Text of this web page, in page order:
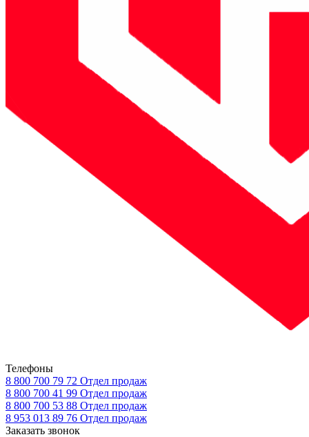
Телефоны
8 800 700 79 72 Отдел продаж
8 800 700 41 99 Отдел продаж
8 800 700 53 88 Отдел продаж
8 953 013 89 76 Отдел продаж
Заказать звонок